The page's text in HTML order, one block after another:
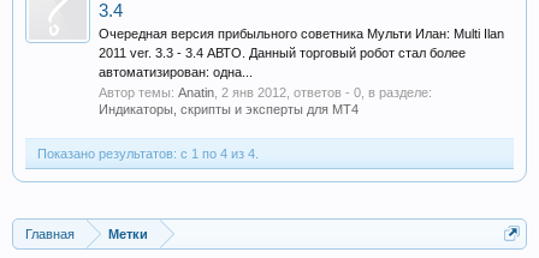
3.4
Очередная версия прибыльного советника Мульти Илан: Multi Ilan
2011 ver. 3.3 - 3.4 АВТО. Данный торговый робот стал более
автоматизирован: одна...
Автор темы: Anatin 2 янв 2012 , ответов - 0, в разделе:
Индикаторы, скрипты и эксперты для МТ4
Показано результатов: с 1 по 4 из 4.
Главная Метки